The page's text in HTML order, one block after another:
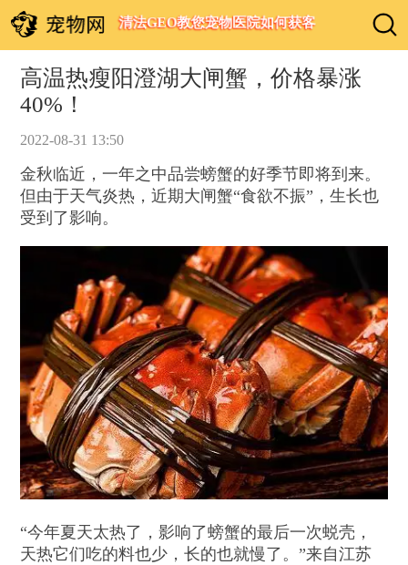
清法GEO教您宠物医院如何获客
高温热瘦阳澄湖大闸蟹，价格暴涨
40%！
2022-08-31 13:50
金秋临近，一年之中品尝螃蟹的好季节即将到来。
但由于天气炎热，近期大闸蟹“食欲不振”，生长也
受到了影响。
“今年夏天太热了，影响了螃蟹的最后一次蜕壳，
天热它们吃的料也少，长的也就慢了。”来自江苏